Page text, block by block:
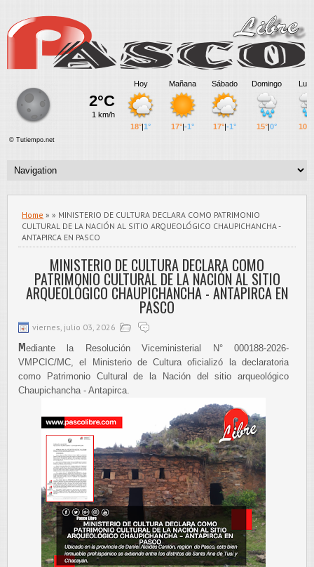
Home » » MINISTERIO DE CULTURA DECLARA COMO PATRIMONIO
CULTURAL DE LA NACIÓN AL SITIO ARQUEOLÓGICO CHAUPICHANCHA -
ANTAPIRCA EN PASCO
MINISTERIO DE CULTURA DECLARA COMO
PATRIMONIO CULTURAL DE LA NACIÓN AL SITIO
ARQUEOLÓGICO CHAUPICHANCHA - ANTAPIRCA EN
PASCO
viernes, julio 03, 2026
Mediante la Resolución Viceministerial N° 000188-2026-
VMPCIC/MC, el Ministerio de Cultura oficializó la declaratoria
como Patrimonio Cultural de la Nación del sitio arqueológico
Chaupichancha - Antapirca.